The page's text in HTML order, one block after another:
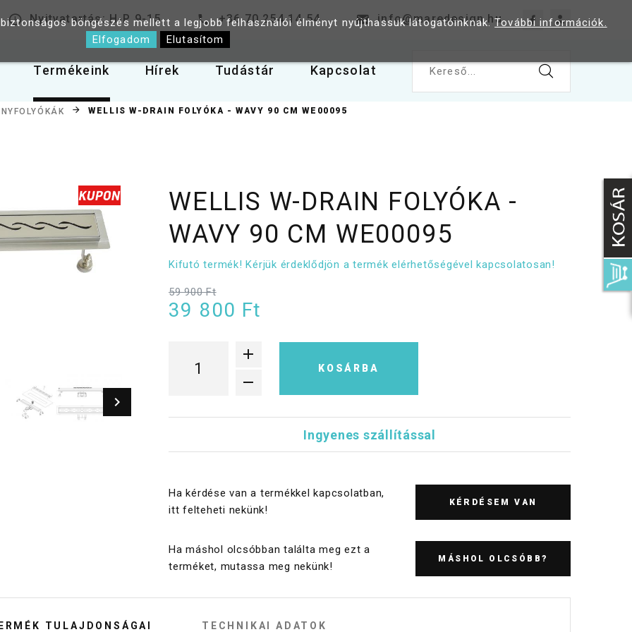
Nyitvatartás: H-P 9-15 +36 70 254 14 54 info@maredesign.hu
Termékeink Hírek Tudástár Kapcsolat Kereső...
WELLIS W-DRAIN FOLYÓKA - WAVY 90 CM WE00095
WELLIS W-DRAIN FOLYÓKA -
WAVY 90 CM WE00095
Kifutó termék! Kérjük érdeklődjön a termék elérhetőségével kapcsolatosan!
59 900 Ft
39 800 Ft
KOSÁRBA
Ingyenes szállítással
Ha kérdése van a termékkel kapcsolatban,
itt felteheti nekünk!
KÉRDÉSEM VAN
Ha máshol olcsóbban találta meg ezt a
terméket, mutassa meg nekünk!
MÁSHOL OLCSÓBB?
TULAJDONSÁGAI TECHNIKAI ADATOK
böngészés mellett a legjobb felhasználói élményt nyújthassuk látogatóinknak.További információk.
Elfogadom
Elutasítom